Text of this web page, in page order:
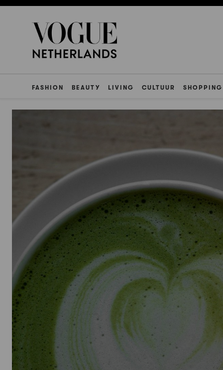
FASHION BEAUTY LIVING CULTUUR SHOPPING